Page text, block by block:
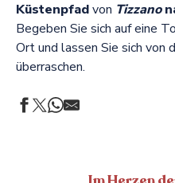
Küstenpfadvon Tizzano
Begeben Sie sich auf eine
Ort und lassen Sie sich von
überraschen.